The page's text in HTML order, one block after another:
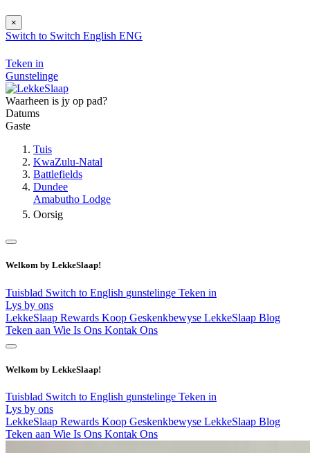
×
Switch to Switch English ENG
Teken in
Gunstelinge
Waarheen is jy op pad?
Datums
Gaste
Tuis
KwaZulu-Natal
Battlefields
Dundee
Amabutho Lodge
Oorsig
Welkom by LekkeSlaap!
Tuisblad Switch to English gunstelinge Teken in
Lys by ons
LekkeSlaap Rewards Koop Geskenkbewyse LekkeSlaap Blog
Teken aan Wie Is Ons Kontak Ons
Welkom by LekkeSlaap!
Tuisblad Switch to English gunstelinge Teken in
Lys by ons
LekkeSlaap Rewards Koop Geskenkbewyse LekkeSlaap Blog
Teken aan Wie Is Ons Kontak Ons